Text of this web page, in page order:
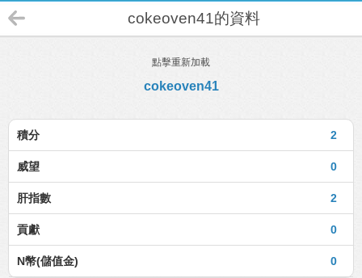
cokeoven41的資料
點擊重新加載
cokeoven41
2
積分
0
威望
2
肝指數
0
貢獻
0
N幣(儲值金)